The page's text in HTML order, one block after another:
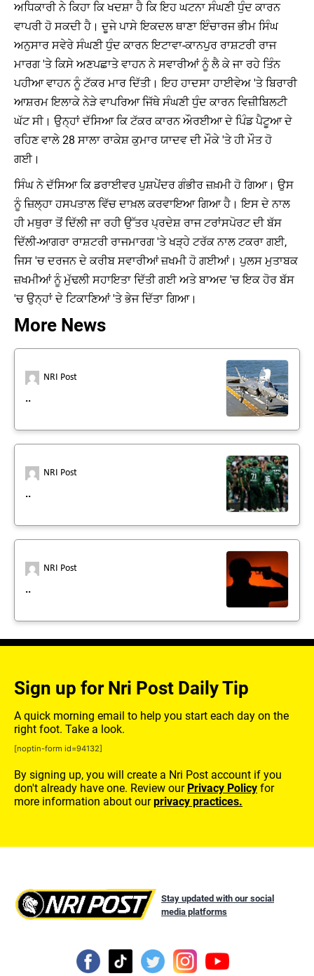
ਅਧਿਕਾਰੀ ਨੇ ਕਿਹਾ ਕਿ ਖਦਸ਼ਾ ਹੈ ਕਿ ਇਹ ਘਟਨਾ ਸੰਘਣੀ ਧੁੰਦ ਕਾਰਨ
ਵਾਪਰੀ ਹੋ ਸਕਦੀ ਹੈ। ਦੂਜੇ ਪਾਸੇ ਇਕਦਲ ਥਾਣਾ ਇੰਚਾਰਜ ਭੀਮ ਸਿੰਘ
ਅਨੁਸਾਰ ਸਵੇਰੇ ਸੰਘਣੀ ਧੁੰਦ ਕਾਰਨ ਇਟਾਵਾ-ਕਾਨਪੁਰ ਰਾਸ਼ਟਰੀ ਰਾਜ
ਮਾਰਗ 'ਤੇ ਕਿਸੇ ਅਣਪਛਾਤੇ ਵਾਹਨ ਨੇ ਸਵਾਰੀਆਂ ਨੂੰ ਲੈ ਕੇ ਜਾ ਰਹੇ ਤਿੰਨ
ਪਹੀਆ ਵਾਹਨ ਨੂੰ ਟੱਕਰ ਮਾਰ ਦਿੱਤੀ। ਇਹ ਹਾਦਸਾ ਹਾਈਵੇਅ 'ਤੇ ਬਿਰਾਰੀ
ਆਸ਼ਰਮ ਇਲਾਕੇ ਨੇੜੇ ਵਾਪਰਿਆ ਜਿੱਥੇ ਸੰਘਣੀ ਧੁੰਦ ਕਾਰਨ ਵਿਜ਼ੀਬਿਲਟੀ
ਘੱਟ ਸੀ। ਉਨ੍ਹਾਂ ਦੱਸਿਆ ਕਿ ਟੱਕਰ ਕਾਰਨ ਔਰਈਆ ਦੇ ਪਿੰਡ ਪੈਟੂਆ ਦੇ
ਰਹਿਣ ਵਾਲੇ 28 ਸਾਲਾ ਰਾਕੇਸ਼ ਕੁਮਾਰ ਯਾਦਵ ਦੀ ਮੌਕੇ 'ਤੇ ਹੀ ਮੌਤ ਹੋ
ਗਈ।
ਸਿੰਘ ਨੇ ਦੱਸਿਆ ਕਿ ਡਰਾਈਵਰ ਪੁਸ਼ਪੇਂਦਰ ਗੰਭੀਰ ਜ਼ਖ਼ਮੀ ਹੋ ਗਿਆ। ਉਸ
ਨੂੰ ਜ਼ਿਲ੍ਹਾ ਹਸਪਤਾਲ ਵਿੱਚ ਦਾਖ਼ਲ ਕਰਵਾਇਆ ਗਿਆ ਹੈ। ਇਸ ਦੇ ਨਾਲ
ਹੀ ਮਥੁਰਾ ਤੋਂ ਦਿੱਲੀ ਜਾ ਰਹੀ ਉੱਤਰ ਪ੍ਰਦੇਸ਼ ਰਾਜ ਟਰਾਂਸਪੋਰਟ ਦੀ ਬੱਸ
ਦਿੱਲੀ-ਆਗਰਾ ਰਾਸ਼ਟਰੀ ਰਾਜਮਾਰਗ 'ਤੇ ਖੜ੍ਹੇ ਟਰੱਕ ਨਾਲ ਟਕਰਾ ਗਈ,
ਜਿਸ 'ਚ ਦਰਜਨ ਦੇ ਕਰੀਬ ਸਵਾਰੀਆਂ ਜ਼ਖਮੀ ਹੋ ਗਈਆਂ। ਪੁਲਸ ਮੁਤਾਬਕ
ਜ਼ਖਮੀਆਂ ਨੂੰ ਮੁੱਢਲੀ ਸਹਾਇਤਾ ਦਿੱਤੀ ਗਈ ਅਤੇ ਬਾਅਦ 'ਚ ਇਕ ਹੋਰ ਬੱਸ
'ਚ ਉਨ੍ਹਾਂ ਦੇ ਟਿਕਾਣਿਆਂ 'ਤੇ ਭੇਜ ਦਿੱਤਾ ਗਿਆ।
More News
NRI Post
..
NRI Post
..
NRI Post
..
Sign up for Nri Post Daily Tip
A quick morning email to help you start each day on the
right foot. Take a look.
[noptin-form id=94132]
By signing up, you will create a Nri Post account if you
don't already have one. Review our Privacy Policy for
more information about ourprivacy practices.
Stay updated with our social
media platforms